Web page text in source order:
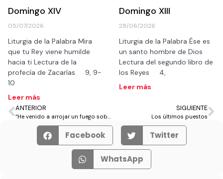
Domingo XIV
05/07/2026
Liturgia de la Palabra Mira
que tu Rey viene humilde
hacia ti Lectura de la
profecía de Zacarías 9, 9-
10
Leer más
Domingo XIII
28/06/2026
Liturgia de la Palabra Ése es
un santo hombre de Dios
Lectura del segundo libro de
los Reyes 4,
Leer más
ANTERIOR
“He venido a arrojar un fuego sobre la tierra y ¡Cuánto desearía que ya hubiera prendido!”
SIGUIENTE
Los últimos puestos
Facebook Twitter
WhatsApp